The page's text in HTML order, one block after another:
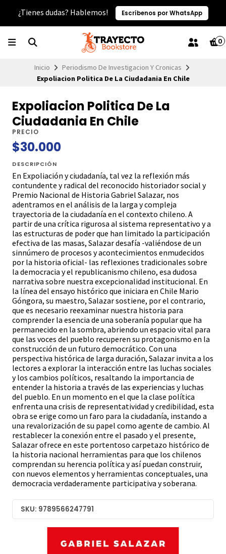
¿Tienes dudas? Hablemos! Escríbenos por WhatsApp
0
Inicio
Periodismo De Investigacion Y Cronicas
Expoliacion Politica De La Ciudadania En Chile
Expoliacion Politica De La
Ciudadania En Chile
PRECIO
$30.000
DESCRIPCIÓN
En Expoliación y ciudadanía, tal vez la reflexión más
contundente y radical del reconocido historiador social y
Premio Nacional de Historia Gabriel Salazar, nos
adentramos en el análisis de la larga y compleja
trayectoria de la ciudadanía en el contexto chileno. A
partir de una crítica rigurosa al sistema representativo y a
las estructuras de poder que han limitado la participación
efectiva de las masas, Salazar desafía -valiéndose de un
sinnúmero de procesos y acontecimientos enmudecidos
por la historia oficial- las reflexiones tradicionales sobre
la democracia y el republicanismo chileno, esa dudosa
narrativa sobre nuestra excepcionalidad institucional. En
la línea del ensayo histórico que iniciara en Chile Mario
Góngora, su maestro, Salazar sostiene, por el contrario,
que es necesario reexaminar nuestra historia para
comprender la esencia de una soberanía popular que ha
permanecido en la sombra, abriendo un espacio vital para
que las voces del pueblo recuperen su protagonismo en la
construcción de un futuro democrático. Con una
perspectiva histórica de larga duración, Salazar invita a los
lectores a explorar la interacción entre las luchas sociales
y los cambios políticos, resaltando la importancia de
entender la historia a través de las experiencias y luchas
del pueblo. En un momento en el que la clase política
enfrenta una crisis de representatividad y credibilidad, esta
obra se erige como un faro para la ciudadanía, instando a
una revalorización de su papel como agente de cambio. Al
restablecer la conexión entre el pasado y el presente,
Salazar ofrece en este portentoso carpetazo histórico de
la historia nacional herramientas para que los chilenos
comprendan su herencia política y así puedan construir,
con nuevos elementos y herramientas conceptuales, una
democracia verdaderamente participativa y soberana.
SKU: 9789566247791